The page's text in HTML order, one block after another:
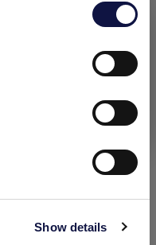
Show details
我理解